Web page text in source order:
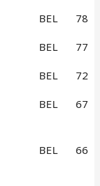
BEL 78
BEL 77
BEL 72
BEL 67
BEL 66